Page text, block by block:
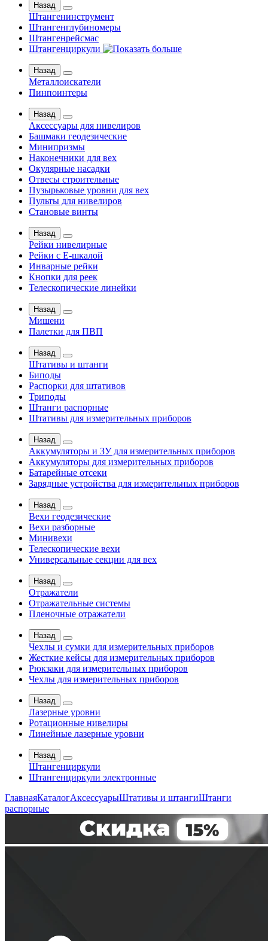
Назад
Штангенинструмент
Штангенглубиномеры
Штангенрейсмас
Штангенциркули
Назад
Металлоискатели
Пинпоинтеры
Назад
Аксессуары для нивелиров
Башмаки геодезические
Минипризмы
Наконечники для вех
Окулярные насадки
Отвесы строительные
Пузырьковые уровни для вех
Пульты для нивелиров
Становые винты
Назад
Рейки нивелирные
Рейки с Е-шкалой
Инварные рейки
Кнопки для реек
Телескопические линейки
Назад
Мишени
Палетки для ПВП
Назад
Штативы и штанги
Биподы
Распорки для штативов
Триподы
Штанги распорные
Штативы для измерительных приборов
Назад
Аккумуляторы и ЗУ для измерительных приборов
Аккумуляторы для измерительных приборов
Батарейные отсеки
Зарядные устройства для измерительных приборов
Назад
Вехи геодезические
Вехи разборные
Минивехи
Телескопические вехи
Универсальные секции для вех
Назад
Отражатели
Отражательные системы
Пленочные отражатели
Назад
Чехлы и сумки для измерительных приборов
Жесткие кейсы для измерительных приборов
Рюкзаки для измерительных приборов
Чехлы для измерительных приборов
Назад
Лазерные уровни
Ротационные нивелиры
Линейные лазерные уровни
Назад
Штангенциркули
Штангенциркули электронные
ГлавнаяКаталогАксессуарыШтативы и штангиШтанги
распорные